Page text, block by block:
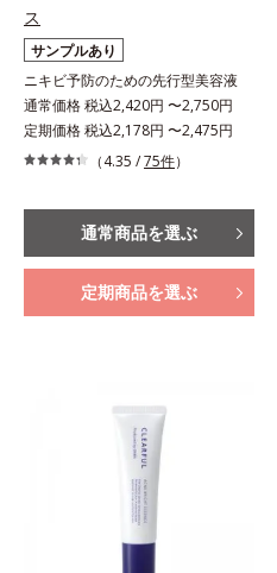
ス
サンプルあり
ニキビ予防のための先行型美容液
通常価格 税込2,420円 〜2,750円
定期価格 税込2,178円 〜2,475円
（4.35 /75件）
通常商品を選ぶ
定期商品を選ぶ